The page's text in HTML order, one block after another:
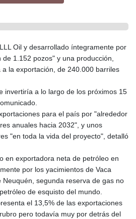
Oil y desarrollado íntegramente por
de 1.152 pozos" y una producción,
la exportación, de 240.000 barriles
invertiría a lo largo de los próximos 15
para el país por "alrededor
anuales hacia 2032", y unos
"en toda la vida del proyecto", detalló
en exportadora neta de petróleo en
por los yacimientos de Vaca
Neuquén, segunda reserva de gas no
de esquisto del mundo.
el 13,5% de las exportaciones
pero todavía muy por detrás del